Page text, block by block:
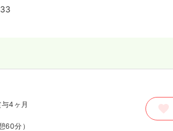
60分）
31万円以上可
問看護など在宅分野へ
ております。患者様との
い方や、ワークライフ
です。
与4ヶ月
60分）